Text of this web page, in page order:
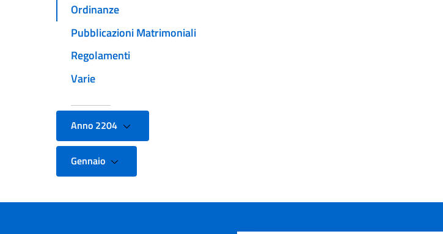
Ordinanze
Pubblicazioni Matrimoniali
Regolamenti
Varie
Anno 2204
Gennaio